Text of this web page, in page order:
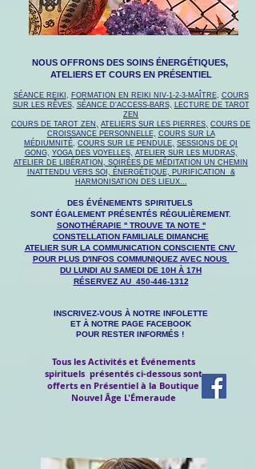
NOUS OFFRONS DES SOINS ÉNERGÉTIQUES,
ATELIERS ET COURS EN PRÉSENTIEL
SÉANCE REIKI , FORMATION EN REIKI NIV-1-2-3-MAÎTRE, COURS
SUR LES RÊVES, SÉANCE D'ACCESS-BARS, LECTURE DE TAROT
ZEN
COURS DE TAROT ZEN, ATELIERS SUR LES PIERRES, COURS DE
CROISSANCE PERSONNELLE, COURS SUR LA
MÉDIUMNITÉ, COURS SUR LE PENDULE, SESSIONS DE QI
GONG, YOGA DES VOYELLES, ATELIER SUR LES MUDRAS,
ATELIER DE LIBÉRATION , SOIRÉES DE MÉDITATION UN CHEMIN
INATTENDU VERS SOI, ÉNERGÉTIQUE, PURIFICATION &
HARMONISATION DES LIEUX...
DES ÉVÉNEMENTS SPIRITUELS
SONT ÉGALEMENT PRÉSENTÉS RÉGULIÈREMENT.
SONOTHÉRAPIE '' TROUVE TA NOTE ''
CONSTELLATION FAMILIALE DIMANCHE
ATELIER SUR LA COMMUNICATION CONSCIENTE CNV
POUR PLUS D'INFOS COMMUNIQUEZ AVEC NOUS
DU LUNDI AU SAMEDI DE 10H À 17H
RÉSERVEZ AU 450-446-1312
INSCRIVEZ-VOUS À NOTRE INFOLETTE
ET À NOTRE PAGE FACEBOOK
POUR RESTER INFORMÉS !
Tous les Activités et Événements
spirituels présentés ci-dessous sont
offerts en Présentiel à la Boutique
Nouvel Âge L'Émeraude